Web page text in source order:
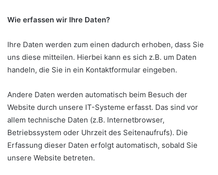
Wie erfassen wir Ihre Daten?
Ihre Daten werden zum einen dadurch erhoben, dass Sie
uns diese mitteilen. Hierbei kann es sich z.B. um Daten
handeln, die Sie in ein Kontaktformular eingeben.
Andere Daten werden automatisch beim Besuch der
Website durch unsere IT-Systeme erfasst. Das sind vor
allem technische Daten (z.B. Internetbrowser,
Betriebssystem oder Uhrzeit des Seitenaufrufs). Die
Erfassung dieser Daten erfolgt automatisch, sobald Sie
unsere Website betreten.